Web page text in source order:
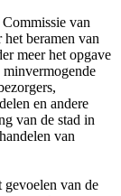
van
beramen van
meer het opgave
en andere
van de stad in
van
gevoelen van de